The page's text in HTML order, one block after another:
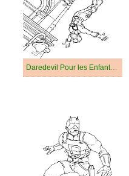
Daredevil Pour les Enfants de 3 Ans